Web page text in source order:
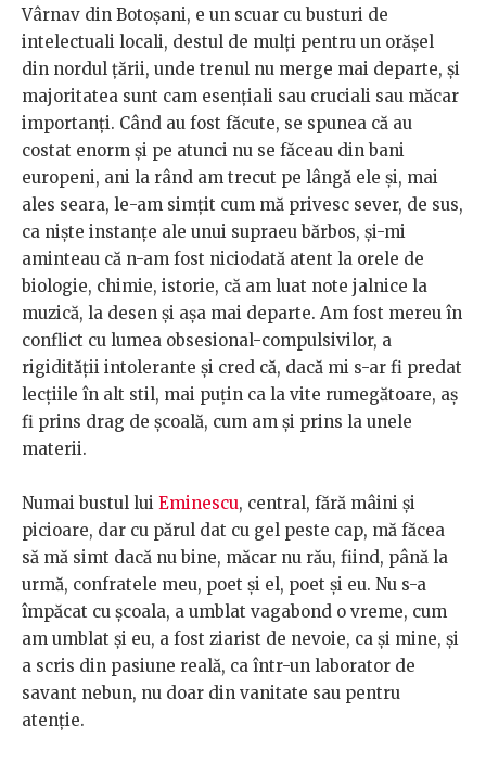
Vârnav din Botoșani, e un scuar cu busturi de
intelectuali locali, destul de mulți pentru un orășel
din nordul țării, unde trenul nu merge mai departe, și
majoritatea sunt cam esențiali sau cruciali sau măcar
importanți. Când au fost făcute, se spunea că au
costat enorm și pe atunci nu se făceau din bani
europeni, ani la rând am trecut pe lângă ele și, mai
ales seara, le-am simțit cum mă privesc sever, de sus,
ca niște instanțe ale unui supraeu bărbos, și-mi
aminteau că n-am fost niciodată atent la orele de
biologie, chimie, istorie, că am luat note jalnice la
muzică, la desen și așa mai departe. Am fost mereu în
conflict cu lumea obsesional-compulsivilor, a
rigidității intolerante și cred că, dacă mi s-ar fi predat
lecțiile în alt stil, mai puțin ca la vite rumegătoare, aș
fi prins drag de școală, cum am și prins la unele
materii.
Numai bustul lui Eminescu, central, fără mâini și
picioare, dar cu părul dat cu gel peste cap, mă făcea
să mă simt dacă nu bine, măcar nu rău, fiind, până la
urmă, confratele meu, poet și el, poet și eu. Nu s-a
împăcat cu școala, a umblat vagabond o vreme, cum
am umblat și eu, a fost ziarist de nevoie, ca și mine, și
a scris din pasiune reală, ca într-un laborator de
savant nebun, nu doar din vanitate sau pentru
atenție.